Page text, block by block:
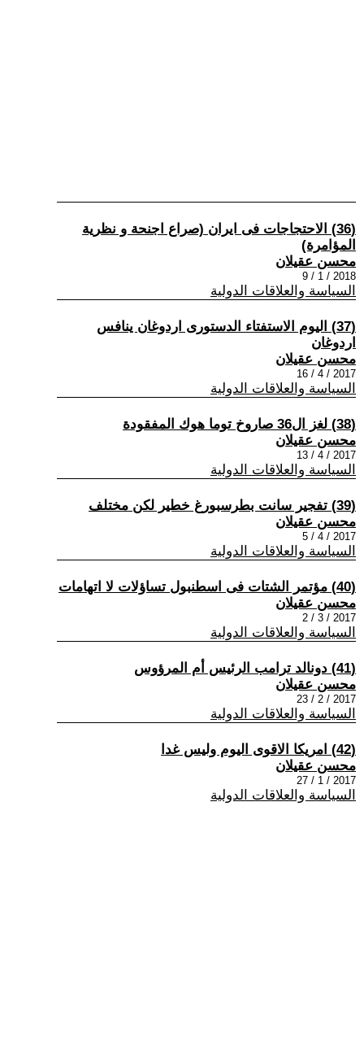
(36) الاحتجاجات فى ايران (صراع اجنحة و نظرية
المؤامرة)
محسن عقيلان
2018 / 1 / 9
السياسة والعلاقات الدولية
(37) اليوم الاستفتاء الدستورى اردوغان ينافس
اردوغان
محسن عقيلان
2017 / 4 / 16
السياسة والعلاقات الدولية
(38) لغز ال36 صاروخ توما هوك المفقودة
محسن عقيلان
2017 / 4 / 13
السياسة والعلاقات الدولية
(39) تفجير سانت بطرسبورغ خطير لكن مختلف
محسن عقيلان
2017 / 4 / 5
السياسة والعلاقات الدولية
(40) مؤتمر الشتات فى اسطنبول تساؤلات لا اتهامات
محسن عقيلان
2017 / 3 / 2
السياسة والعلاقات الدولية
(41) دونالد ترامب الرئيس أم المرؤوس
محسن عقيلان
2017 / 2 / 23
السياسة والعلاقات الدولية
(42) امريكا الاقوى اليوم وليس غدا
محسن عقيلان
2017 / 1 / 27
السياسة والعلاقات الدولية